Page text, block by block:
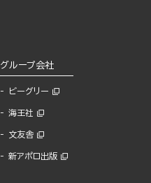
グループ会社
ビーグリー
海王社
文友舎
新アポロ出版